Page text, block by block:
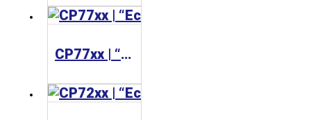
CP77xx | “Economy” Panel PC